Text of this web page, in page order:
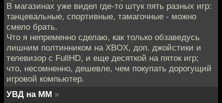
В магазинах уже видел где-то штук пять разных игр:
танцевальные, спортивные, тамагочные - можно
смело брать.
Что я непременно сделаю, как только обзаведусь
лишним полтинником на XBOX, доп. джойстики и
телевизор с FullHD, и еще десяткой на пяток игр;
что, несомненно, дешевле, чем покупать дорогущий
игровой компьютер.
УВД на ММ »